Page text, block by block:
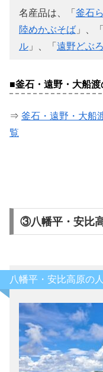
名産品は、「 釜石
陸めかぶそば 」、「
ル 」、「 遠野どぶろ
■釜石・遠野・大船
⇒ 釜石・遠野・大船
覧
③八幡平・安比
八幡平・安比高原の